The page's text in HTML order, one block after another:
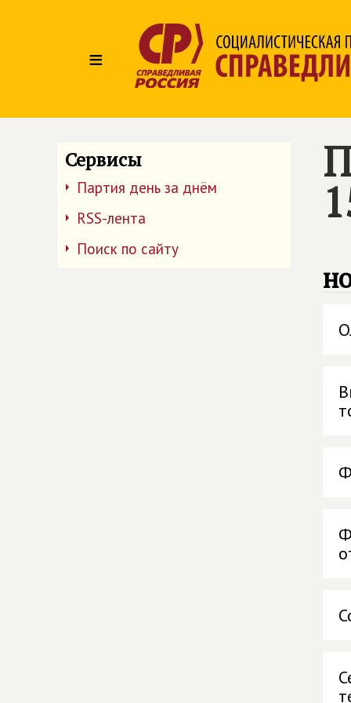
≡
Сервисы
Партия день за днём
RSS-лента
Поиск по сайту